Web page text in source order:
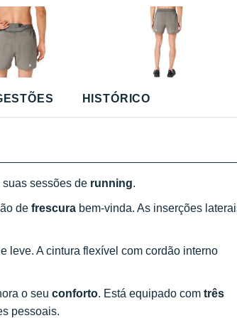
HISTÓRICO
sessões de running.
de frescura bem-vinda. As inserções
leve. A cintura flexível com cordão interno
o seu conforto. Está equipado com três
pessoais.